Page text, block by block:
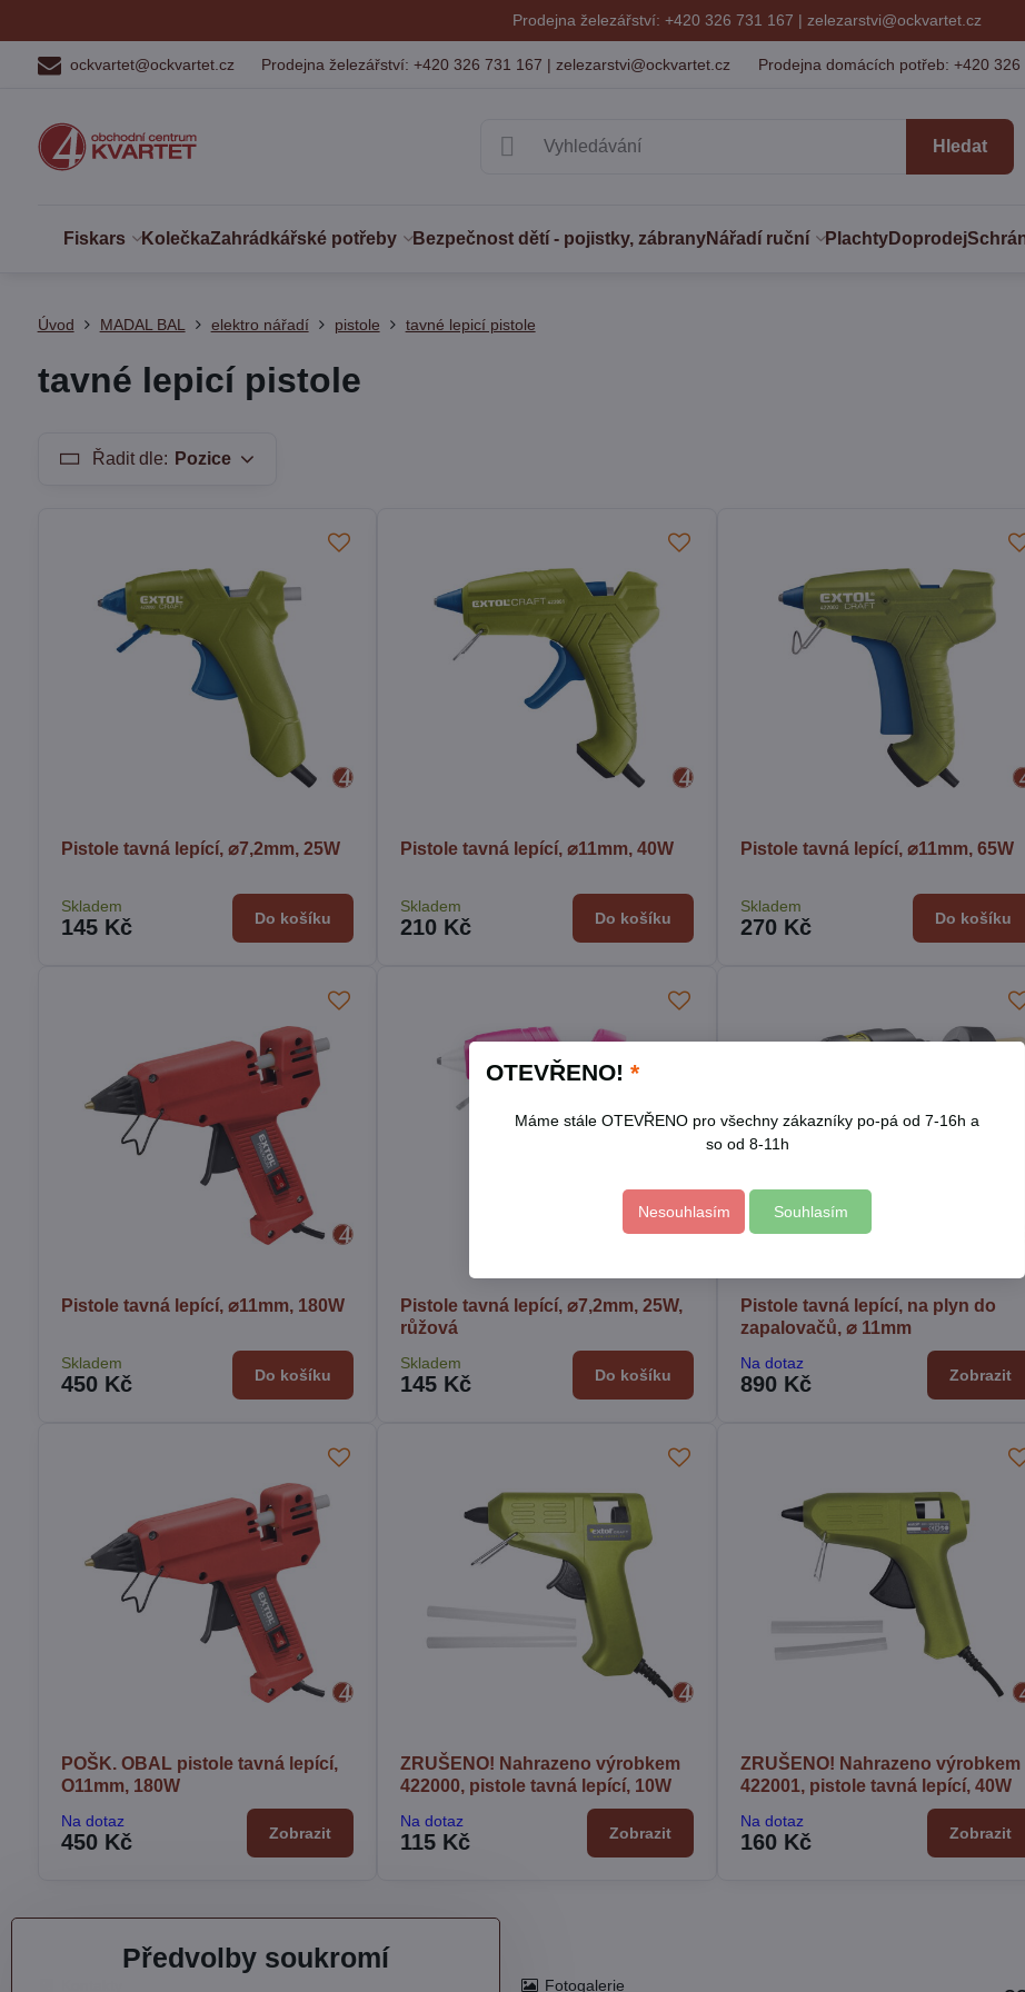
Prodejna železářství: +420 326 731 167 | zelezarstvi@ockvartet.cz
ockvartet@ockvartet.cz Prodejna železářství: +420 326 731 167 | zelezarstvi@ockvartet.cz Prodejna domácích potřeb: +420
Hledat
Fiskars KolečkaZahrádkářské potřeby Bezpečnost dětí - pojistky, zábranyNářadí ruční PlachtyDoprodej
Úvod MADAL BAL elektro nářadí pistole tavné lepicí pistole
tavné lepicí pistole
Řadit dle: Pozice
Pistole tavná lepící, ⌀7,2mm, 25W
Skladem
145 Kč Do košíku
Pistole tavná lepící, ⌀11mm, 40W
Skladem
210 Kč Do košíku
Pistole tavná lepící, ⌀11mm, 65W
Skladem
270 Kč Do košíku
Pistole tavná lepící, ⌀11mm, 180W
Skladem
450 Kč Do košíku
Pistole tavná lepící, ⌀7,2mm, 25W,
růžová
Skladem
145 Kč Do košíku
Pistole tavná lepící, na plyn do
zapalovačů, ⌀ 11mm
Na dotaz
890 Kč Zobrazit
POŠK. OBAL pistole tavná lepící,
O11mm, 180W
Na dotaz
450 Kč Zobrazit
ZRUŠENO! Nahrazeno výrobkem
422000, pistole tavná lepící, 10W
Na dotaz
115 Kč Zobrazit
ZRUŠENO! Nahrazeno výrobkem
422001, pistole tavná lepící, 40W
Na dotaz
160 Kč Zobrazit
Fotogalerie
Předvolby soukromí
OTEVŘENO! *
Máme stále OTEVŘENO pro všechny zákazníky po-pá od 7-16h a
so od 8-11h
Nesouhlasím Souhlasím